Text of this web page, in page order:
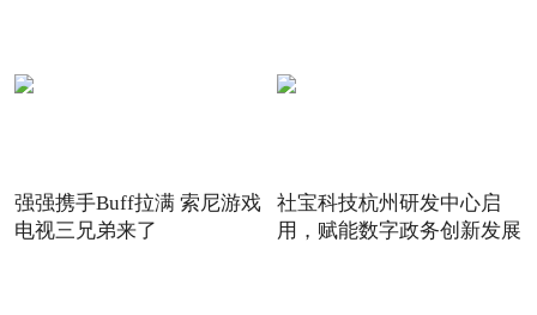
强强携手Buff拉满 索尼游戏
电视三兄弟来了
社宝科技杭州研发中心启
用，赋能数字政务创新发展